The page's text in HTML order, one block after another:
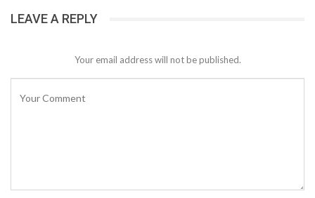
LEAVE A REPLY
Your email address will not be published.